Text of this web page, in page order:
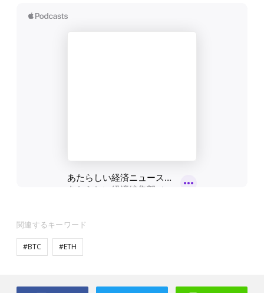
関連するキーワード
#BTC #ETH